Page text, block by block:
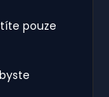
pouze